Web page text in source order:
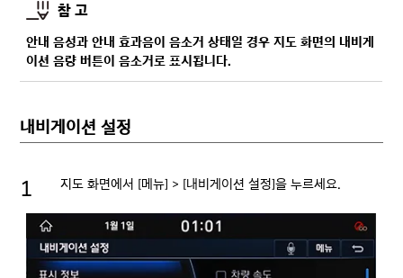
참 고
안내 음성과 안내 효과음이 음소거 상태일 경우 지도 화면의 내비게
이션 음량 버튼이 음소거로 표시됩니다.
내비게이션 설정
지도 화면에서 [메뉴] > [내비게이션 설정]을 누르세요.